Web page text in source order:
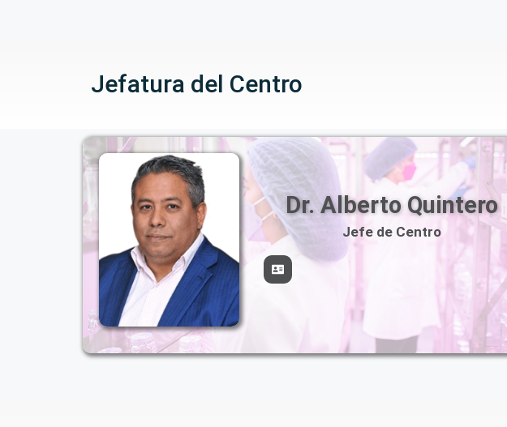
Jefatura del Centro
Dr. Alberto Quintero
Jefe de Centro